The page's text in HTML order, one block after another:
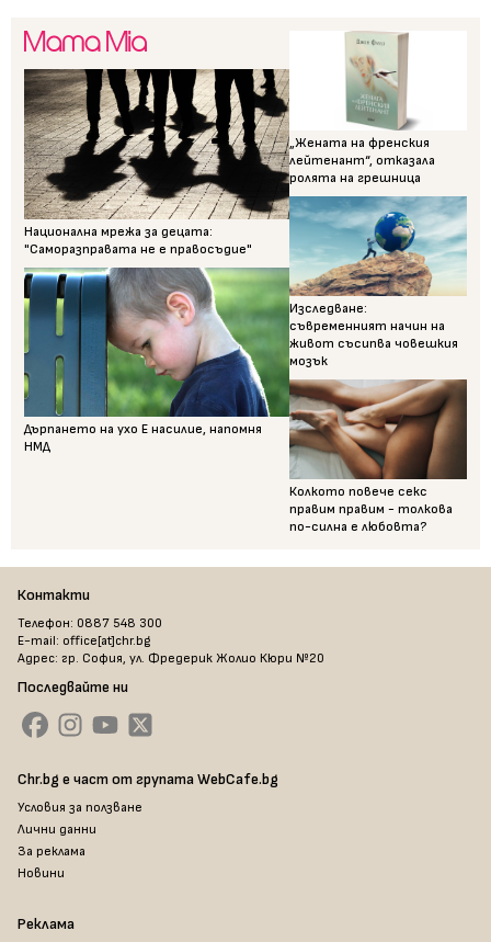
Национална мрежа за децата:
"Саморазправата не е правосъдие"
Дърпането на ухо Е насилие, напомня
НМД
„Жената на френския
лейтенант“, отказала
ролята на грешница
Изследване:
съвременният начин на
живот съсипва човешкия
мозък
Колкото повече секс
правим правим - толкова
по-силна е любовта?
Контакти
Телефон: 0887 548 300
E-mail: office[at]chr.bg
Адрес: гр. София, ул. Фредерик Жолио Кюри №20
Последвайте ни
Chr.bg е част от групата WebCafe.bg
Условия за ползване
Лични данни
За реклама
Новини
Реклама